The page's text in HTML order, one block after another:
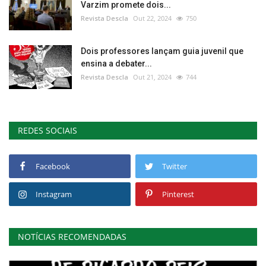
Varzim promete dois...
Revista Descla Out 22, 2024 750
Dois professores lançam guia juvenil que
ensina a debater...
Revista Descla Out 21, 2024 744
REDES SOCIAIS
Facebook Twitter
Instagram Pinterest
NOTÍCIAS RECOMENDADAS